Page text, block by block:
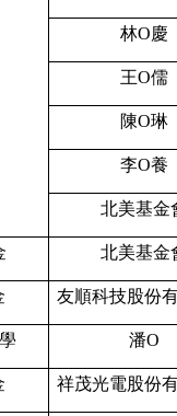
林O慶
王O儒
陳O琳
李O養
北美基金
北美基金
友順科技股份
潘O
祥茂光電股份